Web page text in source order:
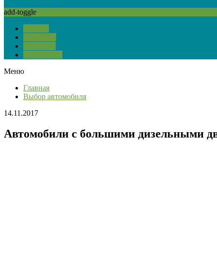
add-toggle
Меню
Главная
Выбор автомобиля
14.11.2017
Автомобили с большими дизельными